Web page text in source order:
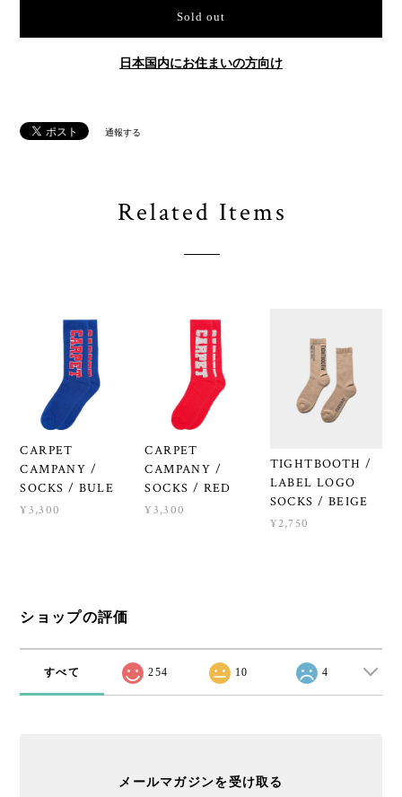
Sold out
日本国内にお住まいの方向け
通報する
Related Items
CARPET
CAMPANY /
SOCKS / BULE
¥3,300
CARPET
CAMPANY /
SOCKS / RED
¥3,300
TIGHTBOOTH /
LABEL LOGO
SOCKS / BEIGE
¥2,750
ショップの評価
すべて 254 10 4
メールマガジンを受け取る